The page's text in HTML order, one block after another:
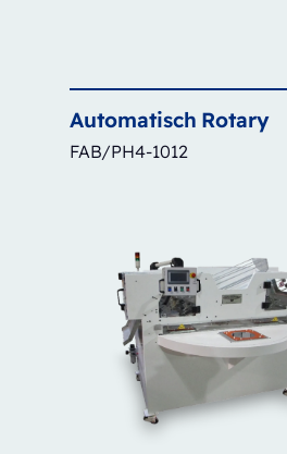
Automatisch Rotary
FAB/PH4-1012